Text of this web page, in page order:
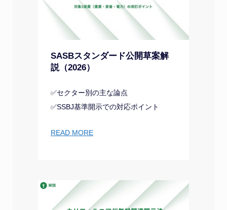
SASBスタンダード公開草案解
説（2026）
✅セクター別の主な論点
✅SSBJ基準開示での対応ポイント
READ MORE